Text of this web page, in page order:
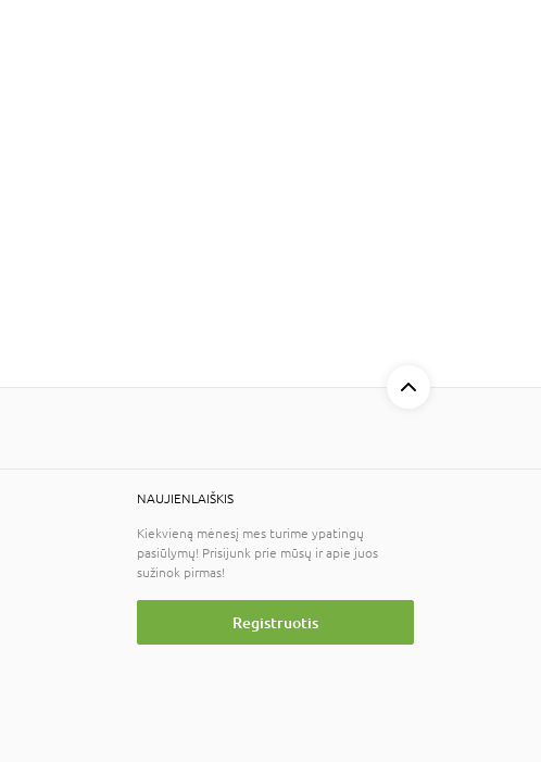
NAUJIENLAIŠKIS
Kiekvieną mėnesį mes turime ypatingų
pasiūlymų! Prisijunk prie mūsų ir apie juos
sužinok pirmas!
Registruotis